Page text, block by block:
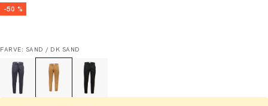
-50 %
FARVE: SAND / DK SAND